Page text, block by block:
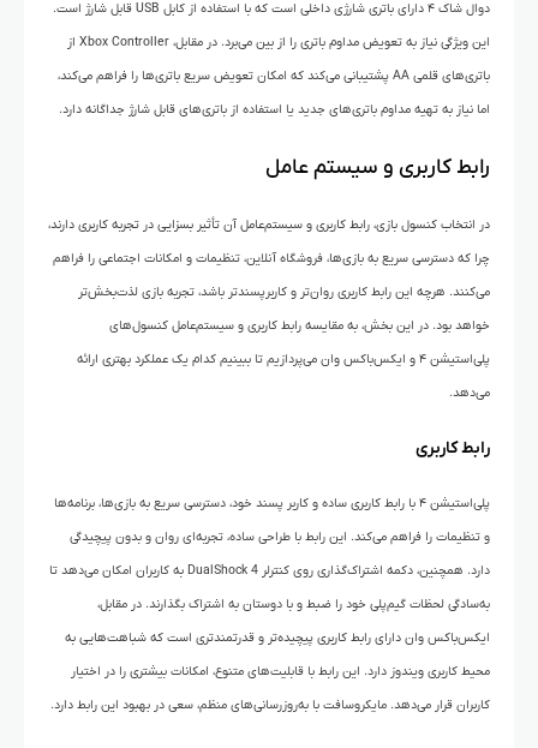
دوال شاک ۴ دارای باتری شارژی داخلی است که با استفاده از کابل USB قابل شارژ است.
این ویژگی نیاز به تعویض مداوم باتری را از بین می‌برد. در مقابل، Xbox Controller از
باتری‌های قلمی AA پشتیبانی می‌کند که امکان تعویض سریع باتری‌ها را فراهم می‌کند،
اما نیاز به تهیه مداوم باتری‌های جدید یا استفاده از باتری‌های قابل شارژ جداگانه دارد.
رابط کاربری و سیستم عامل
در انتخاب کنسول بازی، رابط کاربری و سیستم‌عامل آن تأثیر بسزایی در تجربه کاربری دارند،
چرا که دسترسی سریع به بازی‌ها، فروشگاه آنلاین، تنظیمات و امکانات اجتماعی را فراهم
می‌کنند. هرچه این رابط کاربری روان‌تر و کاربرپسندتر باشد، تجربه بازی لذت‌بخش‌تر
خواهد بود. در این بخش، به مقایسه رابط کاربری و سیستم‌عامل کنسول‌های
پلی‌استیشن ۴ و ایکس‌باکس وان می‌پردازیم تا ببینیم کدام یک عملکرد بهتری ارائه
می‌دهد.
رابط کاربری
پلی‌استیشن ۴ با رابط کاربری ساده و کاربر پسند خود، دسترسی سریع به بازی‌ها، برنامه‌ها
و تنظیمات را فراهم می‌کند. این رابط با طراحی ساده، تجربه‌ای روان و بدون پیچیدگی‌
دارد. همچنین، دکمه اشتراک‌گذاری روی کنترلر DualShock 4 به کاربران امکان می‌دهد تا
به‌سادگی لحظات گیم‌پلی خود را ضبط و با دوستان به اشتراک بگذارند. در مقابل،
ایکس‌باکس وان دارای رابط کاربری پیچیده‌تر و قدرتمندتری است که شباهت‌هایی به
محیط کاربری ویندوز دارد. این رابط با قابلیت‌های متنوع، امکانات بیشتری را در اختیار
کاربران قرار می‌دهد. مایکروسافت با به‌روزرسانی‌های منظم، سعی در بهبود این رابط دارد.